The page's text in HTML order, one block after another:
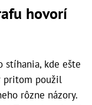
hovorí
stíhania, kde ešte
pritom použil
rôzne názory.